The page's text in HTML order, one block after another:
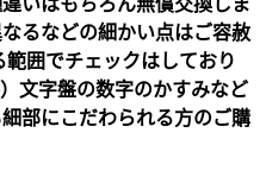
るなどの細かい点はご容赦
囲でチェックはしており
文字盤の数字のかすみなど
部にこだわられる方のご購